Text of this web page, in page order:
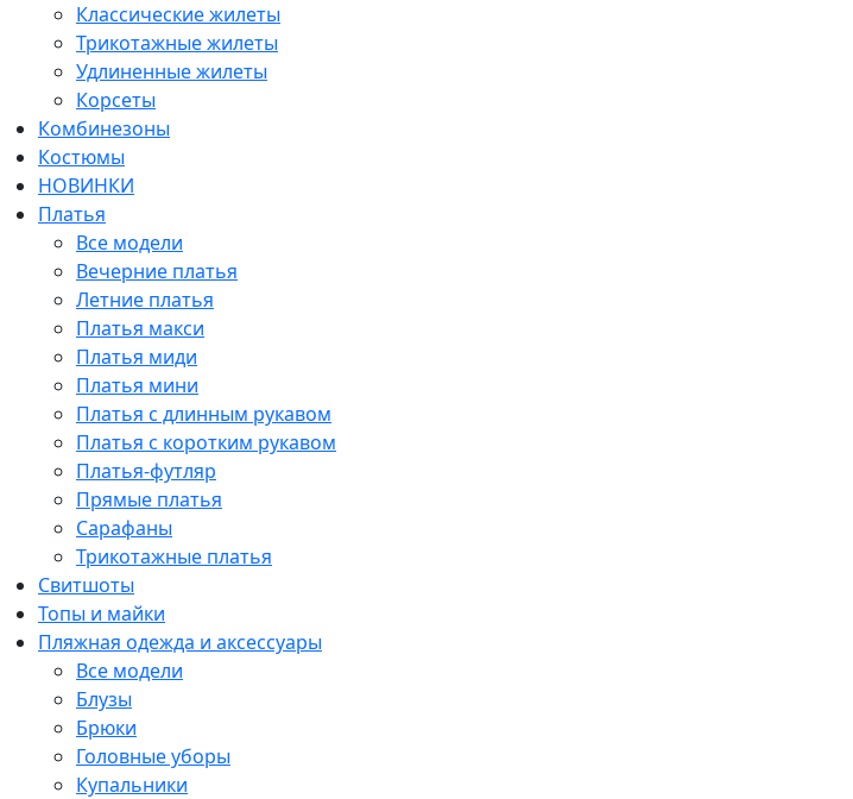
Классические жилеты
Трикотажные жилеты
Удлиненные жилеты
Корсеты
Комбинезоны
Костюмы
НОВИНКИ
Платья
Все модели
Вечерние платья
Летние платья
Платья макси
Платья миди
Платья мини
Платья с длинным рукавом
Платья с коротким рукавом
Платья-футляр
Прямые платья
Сарафаны
Трикотажные платья
Свитшоты
Топы и майки
Пляжная одежда и аксессуары
Все модели
Блузы
Брюки
Головные уборы
Купальники